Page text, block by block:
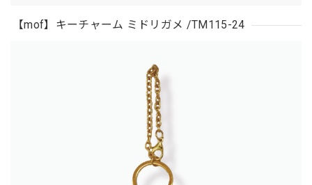
【mof】キーチャーム ミドリガメ /TM115-24